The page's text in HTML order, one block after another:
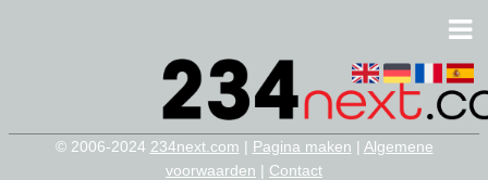
© 2006-2024 234next.com | Pagina maken | Algemene
voorwaarden | Contact